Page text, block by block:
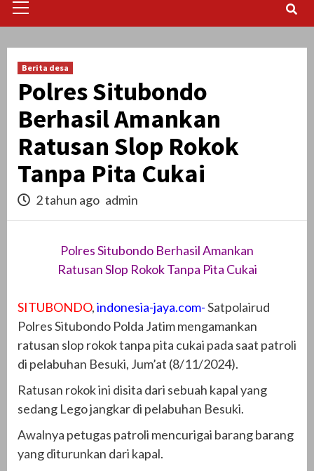
Menu
Berita desa
Polres Situbondo
Berhasil Amankan
Ratusan Slop Rokok
Tanpa Pita Cukai
2 tahun ago admin
Polres Situbondo Berhasil Amankan
Ratusan Slop Rokok Tanpa Pita Cukai
SITUBONDO,indonesia-jaya.com-Satpolairud
Polres Situbondo Polda Jatim mengamankan
ratusan slop rokok tanpa pita cukai pada saat patroli
di pelabuhan Besuki, Jum’at (8/11/2024).
Ratusan rokok ini disita dari sebuah kapal yang
sedang Lego jangkar di pelabuhan Besuki.
Awalnya petugas patroli mencurigai barang barang
yang diturunkan dari kapal.